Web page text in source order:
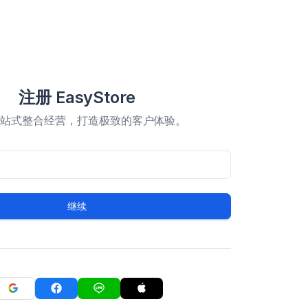
注册 EasyStore
式整合经营，打造极致的客户体验。
继续